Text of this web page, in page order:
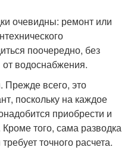
очевидны: ремонт или
поочередно, без
водоснабжения.
Прежде всего, это
поскольку на каждое
приобрести и
того, сама разводка
точного расчета.